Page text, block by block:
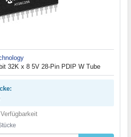
32K x 8 5V 28-Pin PDIP W Tube